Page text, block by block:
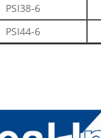
PSI38-6
PSI44-6